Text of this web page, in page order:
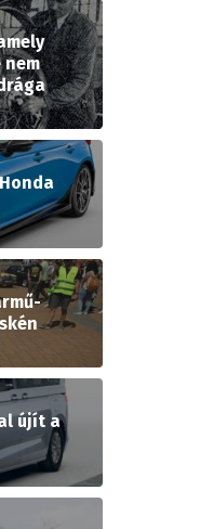
újít a